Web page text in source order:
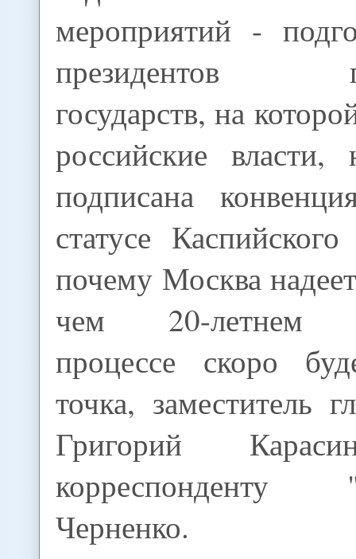
мероприятий -
президентов
государств, на
российские власти,
подписана
статусе
почему Москва
чем 20-летнем
процессе скоро
точка,
Григорий
Черненко.